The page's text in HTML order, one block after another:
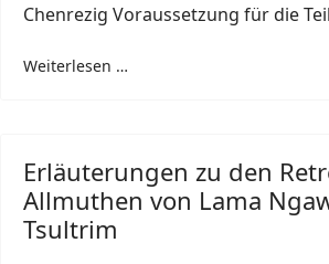
Chenrezig Voraussetzung für die
Weiterlesen …
Erläuterungen zu den
Allmuthen von Lama
Tsultrim